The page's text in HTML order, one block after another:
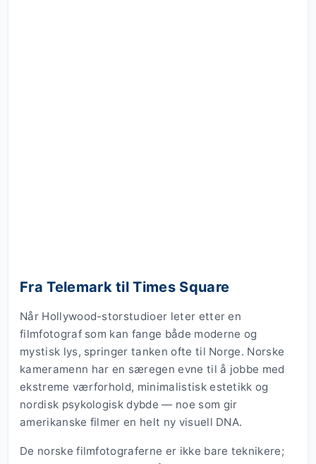
Fra Telemark til Times Square
Når Hollywood-storstudioer leter etter en
filmfotograf som kan fange både moderne og
mystisk lys, springer tanken ofte til Norge. Norske
kameramenn har en særegen evne til å jobbe med
ekstreme værforhold, minimalistisk estetikk og
nordisk psykologisk dybde — noe som gir
amerikanske filmer en helt ny visuell DNA.
De norske filmfotograferne er ikke bare teknikere;